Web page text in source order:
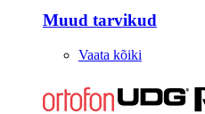
Muud tarvikud
Vaata kõiki